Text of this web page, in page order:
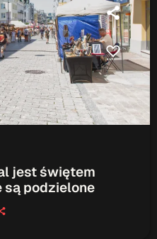
jest świętem
są podzielone